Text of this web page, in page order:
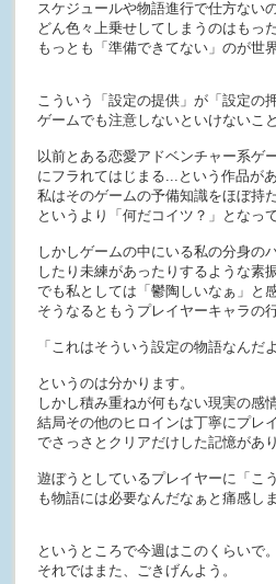
スケジュールや物語進行で仕方ない
どん色々上乗せしてしまうのはもっ
もっとも「準備できてない」のが世
こういう「設定の提供」が「設定の
ゲームでも注意しないといけないこ
以前とある恋愛アドベンチャー系ゲ
にフラれてはじまる...という作品が
私はそのゲームの予備知識をほぼ持
というより「何だコイツ？」となっ
しかしゲームの中にいる私の分身の
したり未練があったりするような素
でも私としては「鬱陶しいなぁ」と
そうなるともうプレイヤーキャラの
「これはそういう設定の物語なんだ
というのは分かります。
しかし積み重ねが何もない現実の感
結局その他のヒロインは丁寧にプレ
でさっさとクリアだけした記憶があ
遊ぼうとしているプレイヤーに「こ
も物語には必要なんだなぁと痛感し
というところで今週はこのくらいで
それではまた、ごきげんよう。